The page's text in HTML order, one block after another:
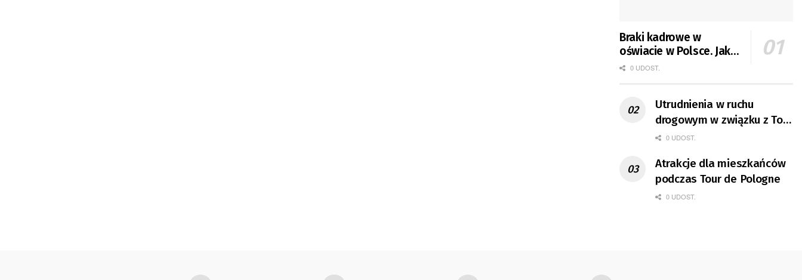
Braki kadrowe w
oświacie w Polsce. Jak
jest w Gorzowie?
0 UDOST.
Utrudnienia w ruchu
drogowym w związku z Tour
de Pologne
0 UDOST.
Atrakcje dla mieszkańców
podczas Tour de Pologne
0 UDOST.